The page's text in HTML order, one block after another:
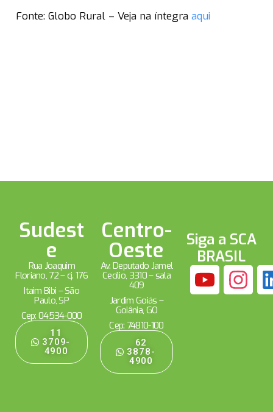
Fonte: Globo Rural – Veja na íntegra aqui
Sudest
e
Rua Joaquim
Floriano, 72 – cj. 176
Itaim Bibi – São
Paulo, SP
Cep: 04534-000
11
3709-
4900
Centro-
Oeste
Av. Deputado Jamel
Cecílio, 3310 – sala
409
Jardim Goiás –
Goiânia, GO
Cep: 74810-100
62
3878-
4900
Siga a SCA
BRASIL